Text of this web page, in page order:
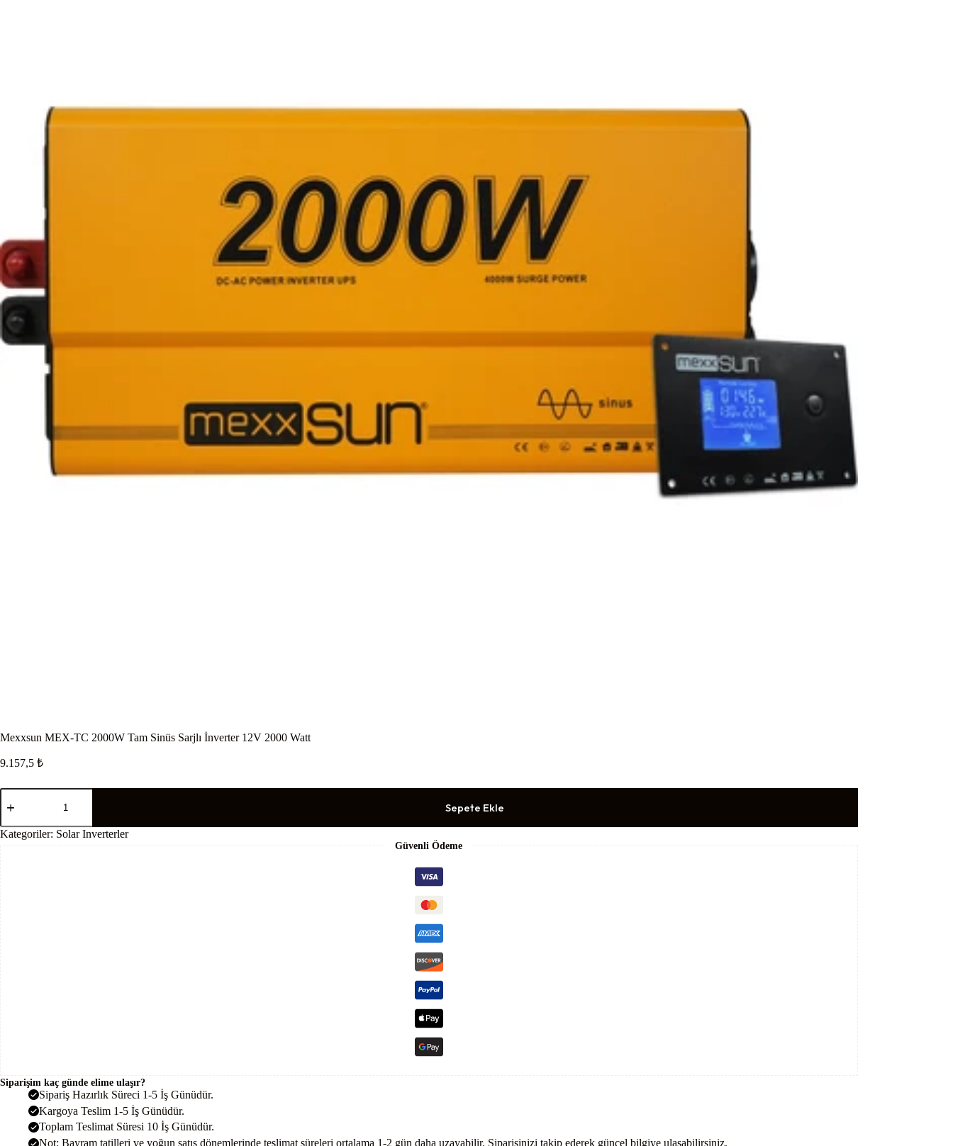
Mexxsun MEX-TC 2000W Tam Sinüs Sarjlı İnverter 12V 2000 Watt
9.157,5 ₺
Mexxsun
MEX-
2000W
Tam
Sepete Ekle
Kategoriler: Solar Inverterler
Güvenli Ödeme
Siparişim kaç günde elime ulaşır?
Sipariş Hazırlık Süreci 1-5 İş Günüdür.
Kargoya Teslim 1-5 İş Günüdür.
Toplam Teslimat Süresi 10 İş Günüdür.
Not: Bayram tatilleri ve yoğun satış dönemlerinde teslimat süreleri ortalama 1-2 gün daha uzayabilir. Siparişinizi takip ederek güncel bilgiye ulaşabilirsiniz.